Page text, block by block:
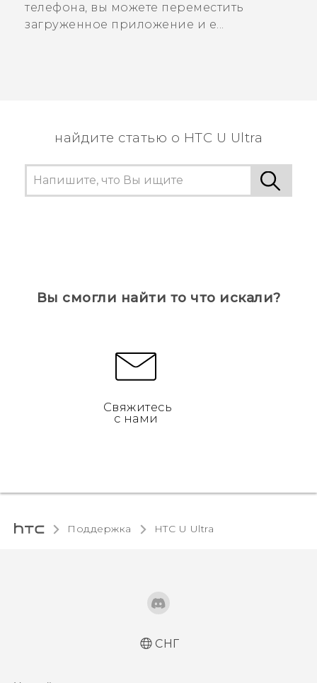
телефона, вы можете переместить
загруженное приложение и е...
найдите статью о HTC U Ultra
Вы смогли найти то что искали?
Свяжитесь
с нами
Поддержка HTC U Ultra
СНГ